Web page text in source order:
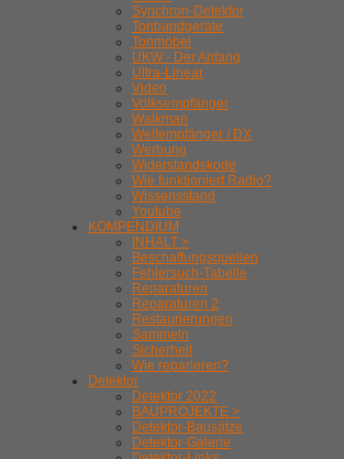
Synchron-Detektor
Tonbandgeräte
Tonmöbel
UKW - Der Anfang
Ultra-Linear
Video
Volksempfänger
Walkman
Weltempfänger / DX
Werbung
Widerstandskode
Wie funktioniert Radio?
Wissensstand
Youtube
KOMPENDIUM
INHALT >
Beschaffungsquellen
Fehlersuch-Tabelle
Reparaturen
Reparaturen 2
Restaurierungen
Sammeln
Sicherheit
Wie reparieren?
Detektor
Detektor 2022
BAUPROJEKTE >
Detektor-Bausätze
Detektor-Galerie